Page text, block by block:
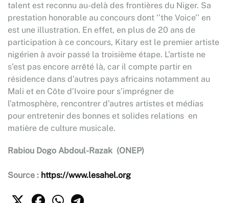
talent est reconnu au-delà des frontières du Niger. Sa
prestation honorable au concours dont ‘’the Voice’’ en
est une illustration. En effet, en plus de 20 ans de
participation à ce concours, Kitary est le premier artiste
nigérien à avoir passé la troisième étape. L’artiste ne
s’est pas encore arrêté là, car il compte partir en
résidence dans d’autres pays africains notamment au
Mali et en Côte d’Ivoire pour s’imprégner de
l’atmosphère, rencontrer d’autres artistes et médias
pour entretenir des bonnes et solides relations en
matière de culture musicale.
Rabiou Dogo Abdoul-Razak (ONEP)
Source : https://www.lesahel.org